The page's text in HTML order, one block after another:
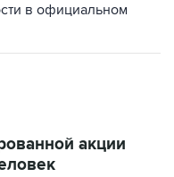
в официальном
акции